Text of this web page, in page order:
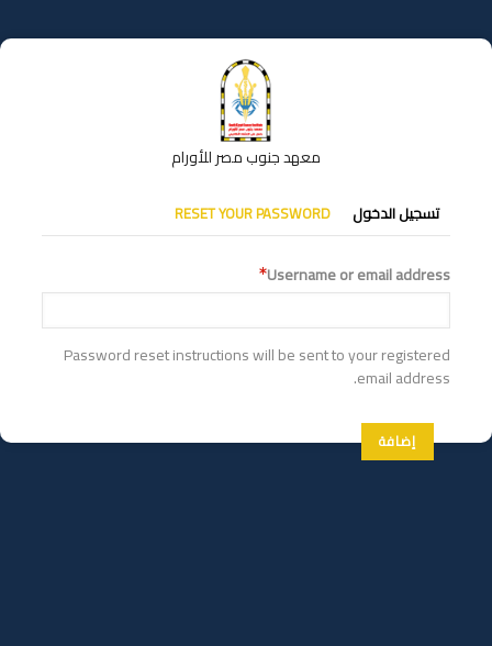
إلى
المحتوى
معهد جنوب مصر للأورام
التبويبات
الأساسية
تسجيل الدخول RESET YOUR PASSWORD
Username or email address
Password reset instructions will be sent to your registered
email address.